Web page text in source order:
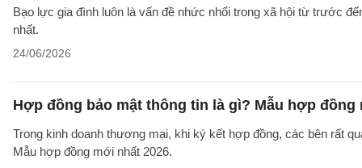
Bạo lực gia đình luôn là vấn đề nhức nhối trong xã hội từ trước
nhất.
24/06/2026
Hợp đồng bảo mật thông tin là gì? Mẫu hợp đồng
Trong kinh doanh thương mại, khi ký kết hợp đồng, các bên rất
Mẫu hợp đồng mới nhất 2026.